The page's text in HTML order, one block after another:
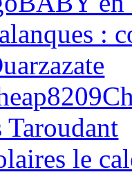
:
Taroudant
le